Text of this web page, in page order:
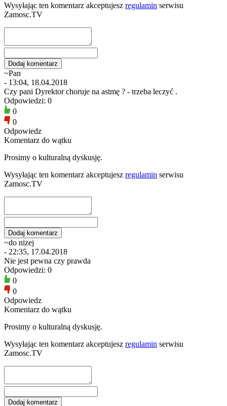
Wysyłając ten komentarz akceptujesz regulamin serwisu
Zamosc.TV
~Pan
- 13:04, 18.04.2018
Czy pani Dyrektor choruje na astmę ? - trzeba leczyć .
Odpowiedzi: 0
0
0
Odpowiedz
Komentarz do wątku
Prosimy o kulturalną dyskusję.
Wysyłając ten komentarz akceptujesz regulamin serwisu
Zamosc.TV
~do nizej
- 22:35, 17.04.2018
Nie jest pewna czy prawda
Odpowiedzi: 0
0
0
Odpowiedz
Komentarz do wątku
Prosimy o kulturalną dyskusję.
Wysyłając ten komentarz akceptujesz regulamin serwisu
Zamosc.TV